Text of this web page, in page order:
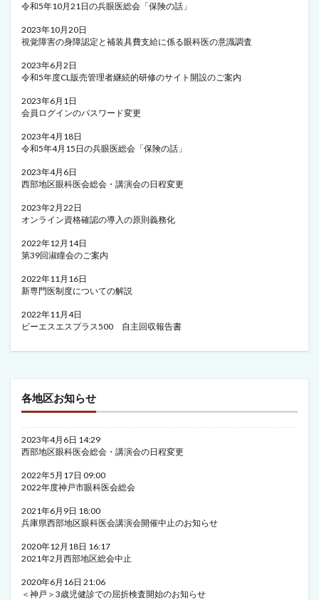
令和5年10月21日の兵眼医総会「保険の話」
2023年10月20日
視覚障害の身障認定と補装具費支給に係る眼科医の意識調査
2023年6月2日
令和5年度CL販売管理者継続的研修のサイト開設のご案内
2023年6月1日
会員ログインのパスワード変更
2023年4月18日
令和5年4月15日の兵眼医総会「保険の話」
2023年4月6日
西部地区眼科医会総会・講演会の日程変更
2023年2月22日
オンライン資格確認の導入の原則義務化
2022年12月14日
第39回淑瞳会のご案内
2022年11月16日
新専門医制度についての解説
2022年11月4日
ビーエスエスプラス500 自主回収報告書
各地区お知らせ
2023年4月6日 14:29
西部地区眼科医会総会・講演会の日程変更
2022年5月17日 09:00
2022年度神戸市眼科医会総会
2021年6月9日 18:00
兵庫県西部地区眼科医会講演会開催中止のお知らせ
2020年12月18日 16:17
2021年2月西部地区総会中止
2020年6月16日 21:06
＜神戸＞3歳児健診での屈折検査開始のお知らせ